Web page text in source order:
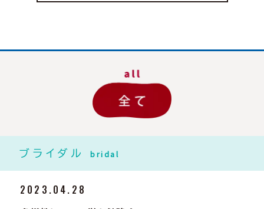
ブライダル bridal
2023.04.28